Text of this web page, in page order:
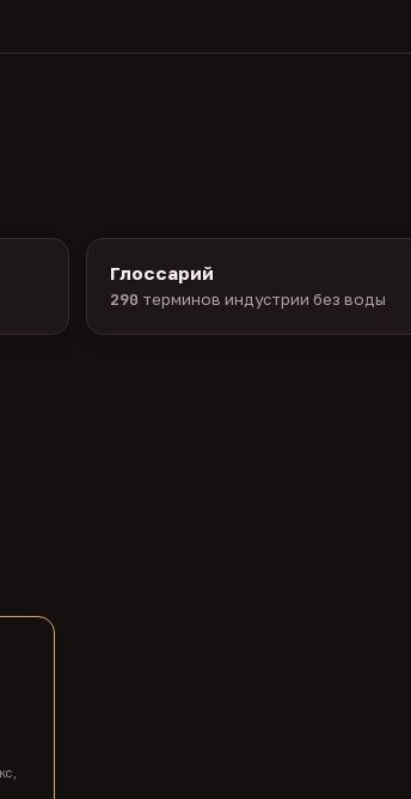
Глоссарий
290 терминов индустрии без воды